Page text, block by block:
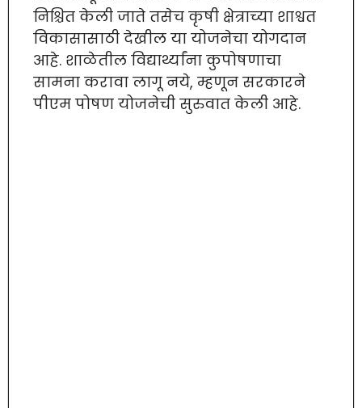
निश्चित केली जाते तसेच कृषी क्षेत्राच्या शाश्वत
विकासासाठी देखील या योजनेचा योगदान
आहे. शाळेतील विद्यार्थ्यांना कुपोषणाचा
सामना करावा लागू नये, म्हणून सरकारने
पीएम पोषण योजनेची सुरुवात केली आहे.